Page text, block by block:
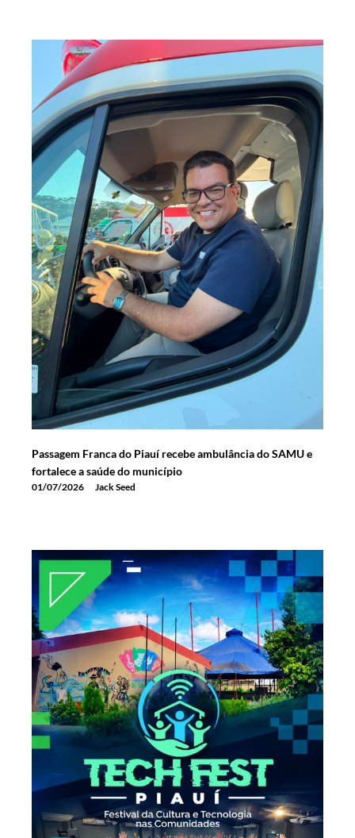
Passagem Franca do Piauí recebe ambulância do SAMU e
fortalece a saúde do município
01/07/2026 Jack Seed